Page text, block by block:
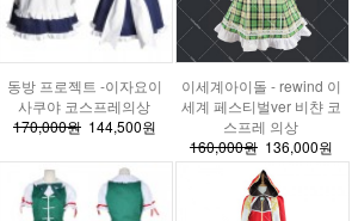
동방 프로젝트 -이자요이
사쿠야 코스프레의상
170,000원144,500원
이세계아이돌 - rewind 이
세계 페스티벌ver 비챤 코
스프레 의상
160,000원136,000원